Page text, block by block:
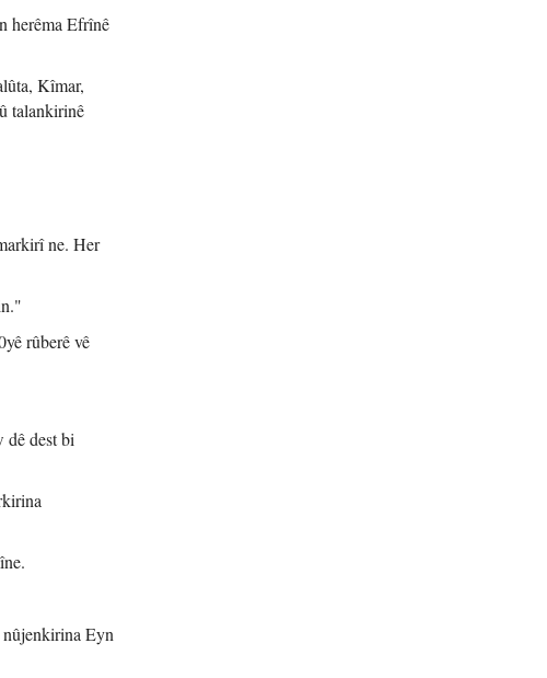
herêma Efrînê
Kîmar,
talankirinê
ne. Her
rûberê vê
dê dest bi
Eyn